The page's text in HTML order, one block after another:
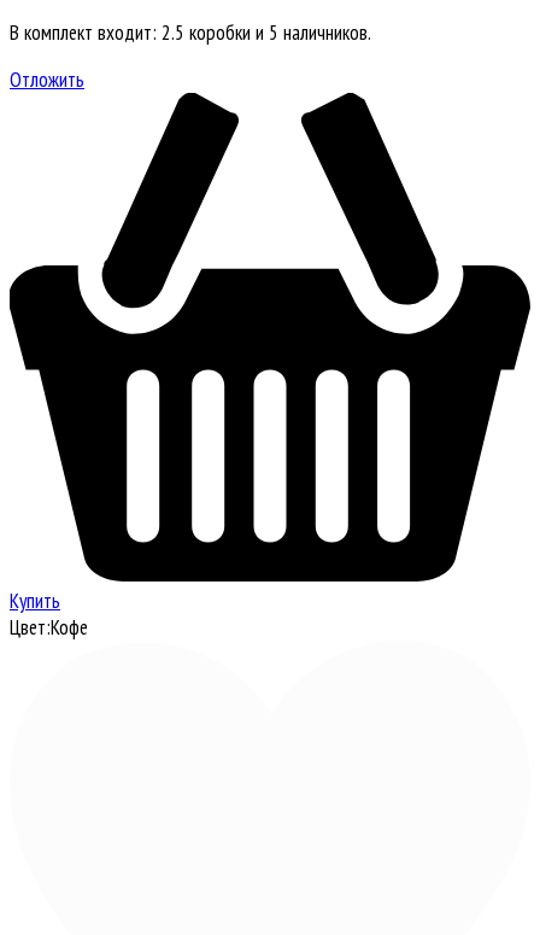
В комплект входит: 2.5 коробки и 5 наличников.
Отложить
Купить
Цвет:Кофе